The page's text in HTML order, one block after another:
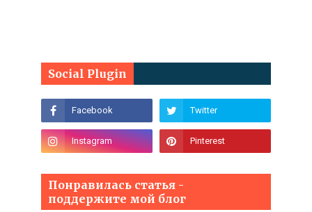
Social Plugin
Понравилась статья -
поддержите мой блог